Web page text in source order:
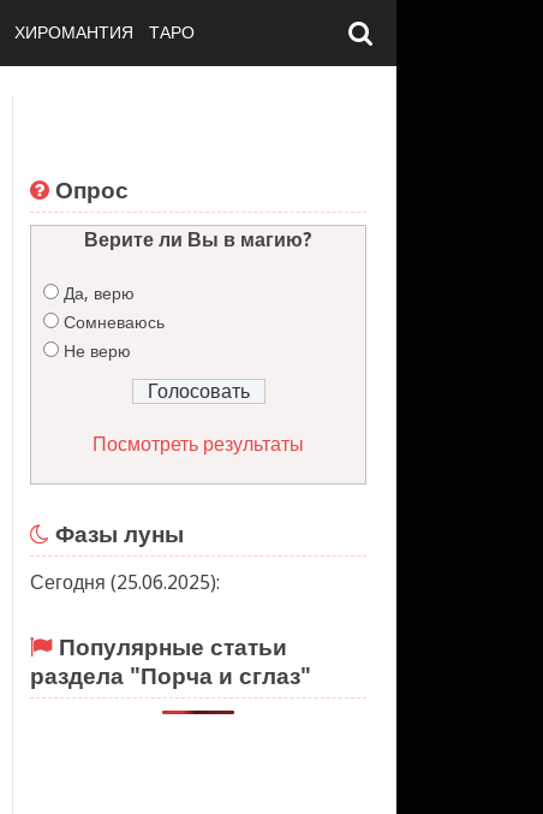
ХИРОМАНТИЯ ТАРО
Опрос
Верите ли Вы в магию?
Да, верю
Сомневаюсь
Не верю
Посмотреть результаты
Фазы луны
Сегодня (25.06.2025):
Популярные статьи
раздела "Порча и сглаз"